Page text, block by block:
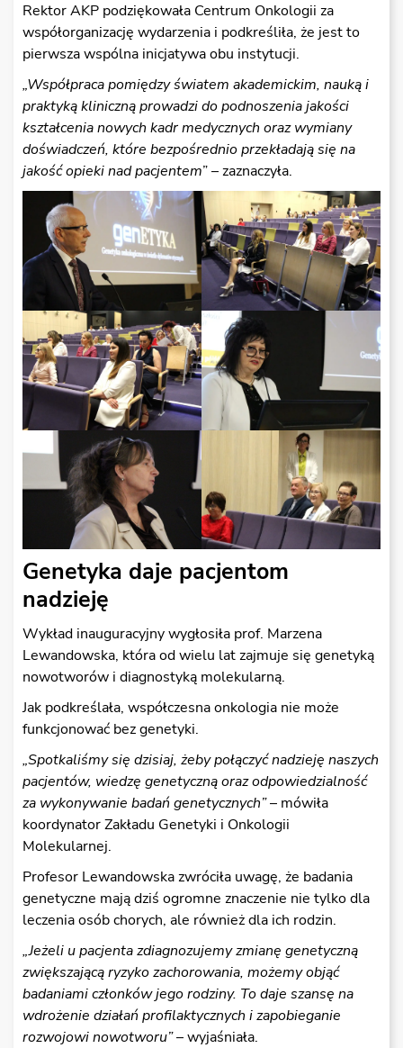
Rektor AKP podziękowała Centrum Onkologii za
współorganizację wydarzenia i podkreśliła, że jest to
pierwsza wspólna inicjatywa obu instytucji.
„Współpraca pomiędzy światem akademickim, nauką i
praktyką kliniczną prowadzi do podnoszenia jakości
kształcenia nowych kadr medycznych oraz wymiany
doświadczeń, które bezpośrednio przekładają się na
jakość opieki nad pacjentem” – zaznaczyła.
Genetyka daje pacjentom
nadzieję
Wykład inauguracyjny wygłosiła prof. Marzena
Lewandowska, która od wielu lat zajmuje się genetyką
nowotworów i diagnostyką molekularną.
Jak podkreślała, współczesna onkologia nie może
funkcjonować bez genetyki.
„Spotkaliśmy się dzisiaj, żeby połączyć nadzieję naszych
pacjentów, wiedzę genetyczną oraz odpowiedzialność
za wykonywanie badań genetycznych”– mówiła
koordynator Zakładu Genetyki i Onkologii
Molekularnej.
Profesor Lewandowska zwróciła uwagę, że badania
genetyczne mają dziś ogromne znaczenie nie tylko dla
leczenia osób chorych, ale również dla ich rodzin.
„Jeżeli u pacjenta zdiagnozujemy zmianę genetyczną
zwiększającą ryzyko zachorowania, możemy objąć
badaniami członków jego rodziny. To daje szansę na
wdrożenie działań profilaktycznych i zapobieganie
rozwojowi nowotworu”– wyjaśniała.